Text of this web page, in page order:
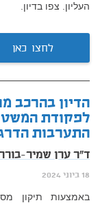
העליון. צפו בדיון.
לחצו כאן
הדיון בהרכב
לפקודת
התערבות
ד"ר ערן שמיר-
18 ביוני 2024